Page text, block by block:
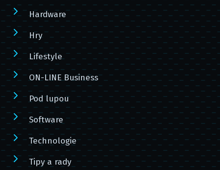
Hardware
Hry
Lifestyle
ON-LINE Business
Pod lupou
Software
Technologie
Tipy a rady